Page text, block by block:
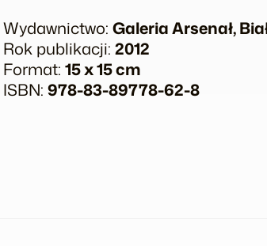
Wydawnictwo: Galeria Arsenał,
Rok publikacji: 2012
Format: 15 x 15 cm
ISBN: 978-83-89778-62-8